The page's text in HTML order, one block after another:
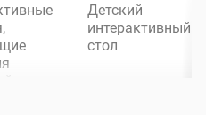
Детский
интерактивный
стол